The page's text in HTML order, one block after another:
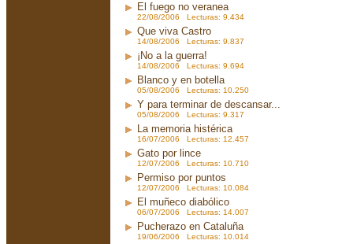
El fuego no veranea
22/08/2006 Lecturas: 9.434
Que viva Castro
14/08/2006 Lecturas: 9.837
¡No a la guerra!
14/08/2006 Lecturas: 9.694
Blanco y en botella
05/08/2006 Lecturas: 10.250
Y para terminar de descansar...
05/08/2006 Lecturas: 9.317
La memoria histérica
16/07/2006 Lecturas: 12.457
Gato por lince
12/07/2006 Lecturas: 10.710
Permiso por puntos
12/07/2006 Lecturas: 10.084
El muñeco diabólico
06/07/2006 Lecturas: 14.007
Pucherazo en Cataluña
19/06/2006 Lecturas: 10.014